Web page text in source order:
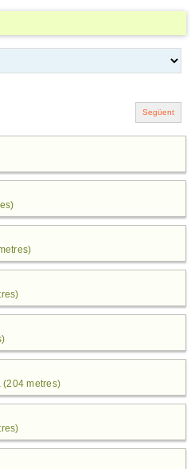
(204 metres)